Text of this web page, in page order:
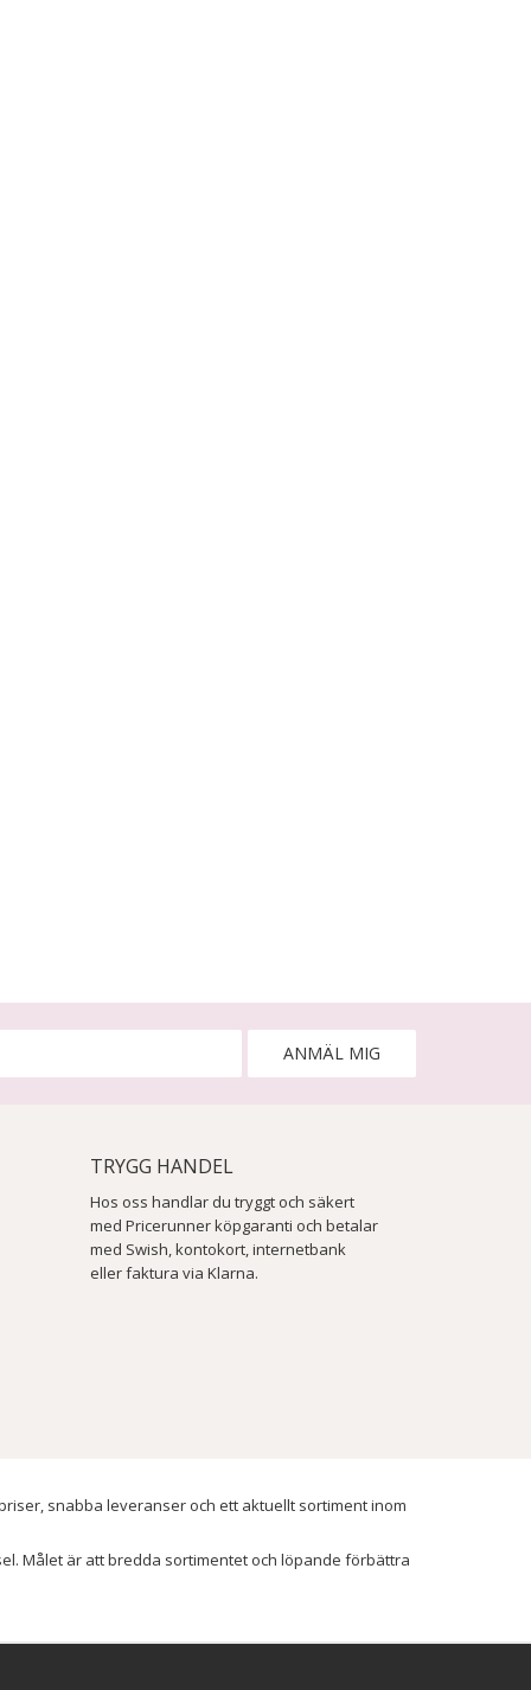
ANMÄL MIG
TRYGG HANDEL
Hos oss handlar du tryggt och säkert
med Pricerunner köpgaranti och betalar
med Swish, kontokort, internetbank
eller faktura via Klarna.
snabba leveranser och ett aktuellt sortiment inom
Målet är att bredda sortimentet och löpande förbättra